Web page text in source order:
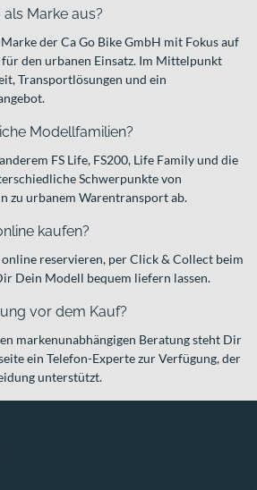
Marke aus?
der Ca Go Bike GmbH mit Fokus auf
den urbanen Einsatz. Im Mittelpunkt
Transportlösungen und ein
Modellfamilien?
FS Life, FS200, Life Family und die
Schwerpunkte von
zu urbanem Warentransport ab.
kaufen?
online reservieren, per Click & Collect beim
Dein Modell bequem liefern lassen.
vor dem Kauf?
markenunabhängigen Beratung steht Dir
ein Telefon-Experte zur Verfügung, der
unterstützt.